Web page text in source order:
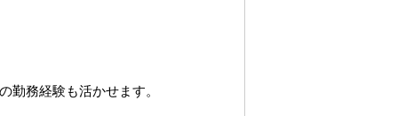
務経験も活かせます。